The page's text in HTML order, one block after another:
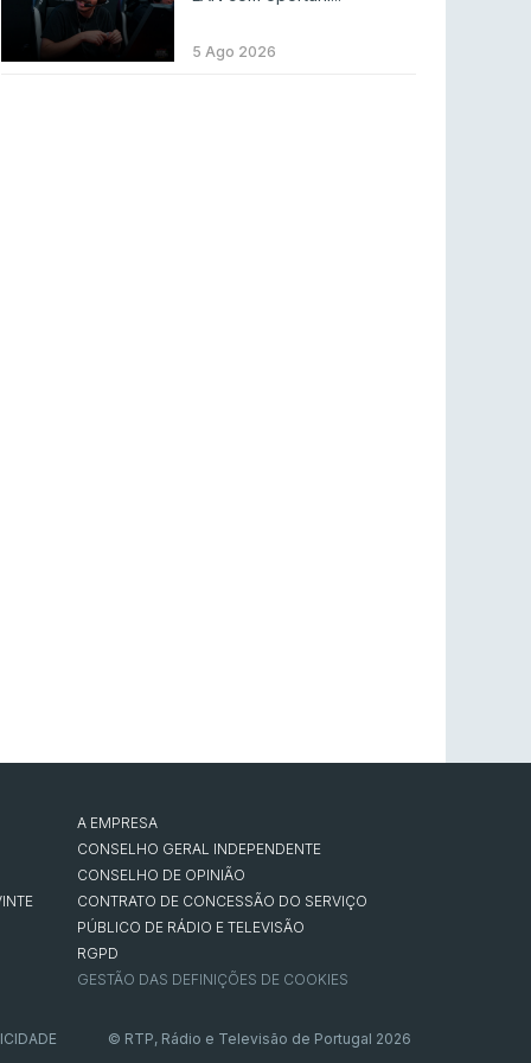
MOUZ surpreende Spirit para vencer BLAST
Bounty
5 Ago 2026
A EMPRESA
CONSELHO GERAL INDEPENDENTE
CONSELHO DE OPINIÃO
CONTRATO DE CONCESSÃO DO SERVIÇO
PÚBLICO DE RÁDIO E TELEVISÃO
RGPD
GESTÃO DAS DEFINIÇÕES DE COOKIES
© RTP, Rádio e Televisão de Portugal 2026